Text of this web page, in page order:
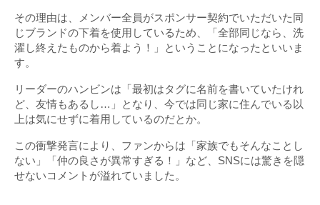
その理由は、メンバー全員がスポンサー契約でいただいた同
じブランドの下着を使用しているため、「全部同じなら、洗
濯し終えたものから着よう！」ということになったといいま
す。
リーダーのハンビンは「最初はタグに名前を書いていたけれ
ど、友情もあるし…」となり、今では同じ家に住んでいる以
上は気にせずに着用しているのだとか。
この衝撃発言により、ファンからは「家族でもそんなことし
ない」「仲の良さが異常すぎる！」など、SNSには驚きを隠
せないコメントが溢れていました。